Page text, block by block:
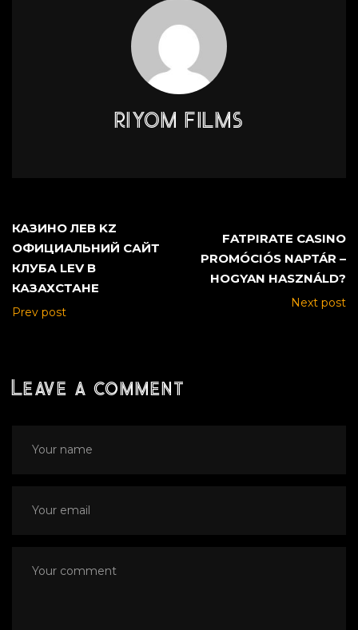
RIYOM FILMS
КАЗИНО ЛЕВ KZ
ОФИЦИАЛЬНИЙ САЙТ
КЛУБА LEV В
КАЗАХСТАНЕ
Prev post
FATPIRATE CASINO
PROMÓCIÓS NAPTÁR –
HOGYAN HASZNÁLD?
Next post
Leave a comment